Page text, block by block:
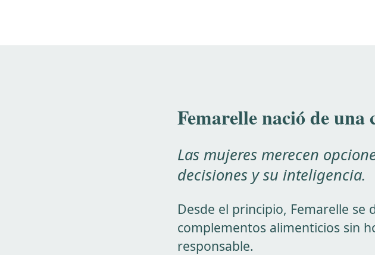
Femarelle nació de una
Las mujeres merecen
decisiones y su inteligencia.
Desde el principio, Femarelle
complementos alimenticios sin
responsable.